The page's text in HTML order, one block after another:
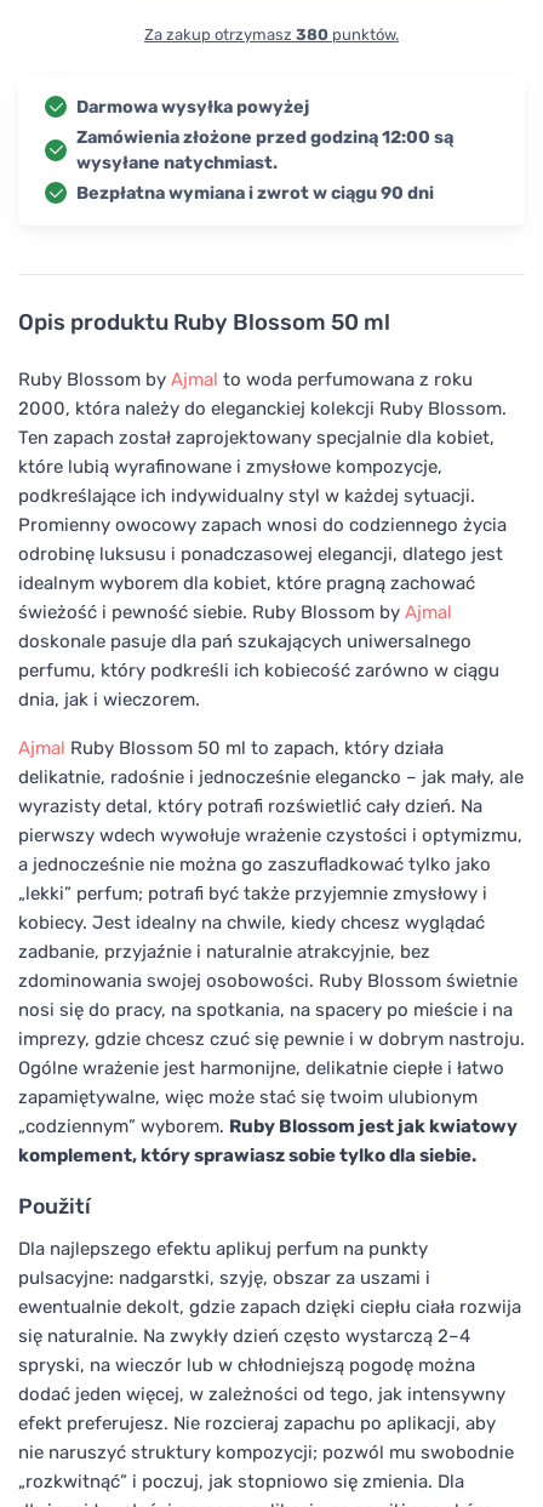
Opis produktu Ruby Blossom 50 ml
Ruby Blossom by Ajmal to woda perfumowana z roku
2000, która należy do eleganckiej kolekcji Ruby Blossom.
Ten zapach został zaprojektowany specjalnie dla kobiet,
które lubią wyrafinowane i zmysłowe kompozycje,
podkreślające ich indywidualny styl w każdej sytuacji.
Promienny owocowy zapach wnosi do codziennego życia
odrobinę luksusu i ponadczasowej elegancji, dlatego jest
idealnym wyborem dla kobiet, które pragną zachować
świeżość i pewność siebie. Ruby Blossom by Ajmal
doskonale pasuje dla pań szukających uniwersalnego
perfumu, który podkreśli ich kobiecość zarówno w ciągu
dnia, jak i wieczorem.
Ajmal Ruby Blossom 50 ml to zapach, który działa
delikatnie, radośnie i jednocześnie elegancko – jak mały, ale
wyrazisty detal, który potrafi rozświetlić cały dzień. Na
pierwszy wdech wywołuje wrażenie czystości i optymizmu,
a jednocześnie nie można go zaszufladkować tylko jako
„lekki” perfum; potrafi być także przyjemnie zmysłowy i
kobiecy. Jest idealny na chwile, kiedy chcesz wyglądać
zadbanie, przyjaźnie i naturalnie atrakcyjnie, bez
zdominowania swojej osobowości. Ruby Blossom świetnie
nosi się do pracy, na spotkania, na spacery po mieście i na
imprezy, gdzie chcesz czuć się pewnie i w dobrym nastroju.
Ogólne wrażenie jest harmonijne, delikatnie ciepłe i łatwo
zapamiętywalne, więc może stać się twoim ulubionym
„codziennym” wyborem. Ruby Blossom jest jak kwiatowy
komplement, który sprawiasz sobie tylko dla siebie.
Použití
Dla najlepszego efektu aplikuj perfum na punkty
pulsacyjne: nadgarstki, szyję, obszar za uszami i
ewentualnie dekolt, gdzie zapach dzięki ciepłu ciała rozwija
się naturalnie. Na zwykły dzień często wystarczą 2–4
spryski, na wieczór lub w chłodniejszą pogodę można
dodać jeden więcej, w zależności od tego, jak intensywny
efekt preferujesz. Nie rozcieraj zapachu po aplikacji, aby
nie naruszyć struktury kompozycji; pozwól mu swobodnie
„rozkwitnąć” i poczuj, jak stopniowo się zmienia. Dla
Za zakup otrzymasz 380 punktów.
Darmowa wysyłka powyżej
Zamówienia złożone przed godziną 12:00 są
wysyłane natychmiast.
Bezpłatna wymiana i zwrot w ciągu 90 dni